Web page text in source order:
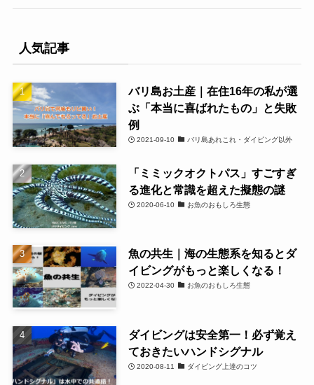
人気記事
バリ島お土産｜在住16年の私が選
ぶ「本当に喜ばれたもの」と失敗
例
2021-09-10 バリ島あれこれ・ダイビング以外
「ミミックオクトパス」すごすぎ
る進化と常識を超えた擬態の謎
2020-06-10 お魚のおもしろ生態
魚の共生｜海の生態系を知るとダ
イビングがもっと楽しくなる！
2022-04-30 お魚のおもしろ生態
ダイビングは安全第一！必ず覚え
ておきたいハンドシグナル
2020-08-11 ダイビング上達のコツ